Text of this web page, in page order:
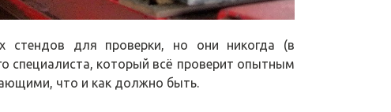
стендов для проверки, но они никогда (в
специалиста, который всё проверит опытным
что и как должно быть.